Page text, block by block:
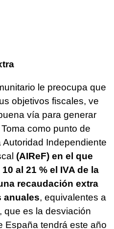
le preocupa que
objetivos fiscales, ve
vía para generar
como punto de
Independiente
(AIReF) en el que
al 21 % el IVA de la
recaudación extra
anuales, equivalentes a
que es la desviación
España tendrá este año